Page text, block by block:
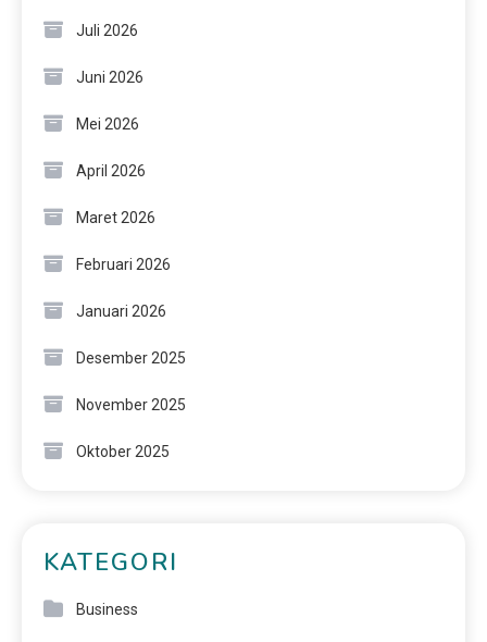
Juli 2026
Juni 2026
Mei 2026
April 2026
Maret 2026
Februari 2026
Januari 2026
Desember 2025
November 2025
Oktober 2025
KATEGORI
Business